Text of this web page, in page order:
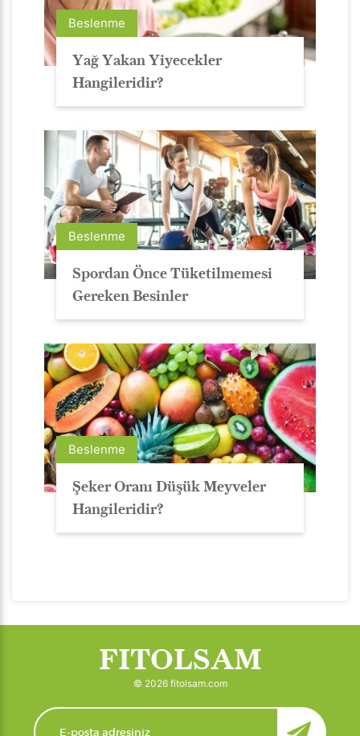
Beslenme
Yağ Yakan Yiyecekler
Hangileridir?
Beslenme
Spordan Önce Tüketilmemesi
Gereken Besinler
Beslenme
Şeker Oranı Düşük Meyveler
Hangileridir?
FITOLSAM
© 2026 fitolsam.com